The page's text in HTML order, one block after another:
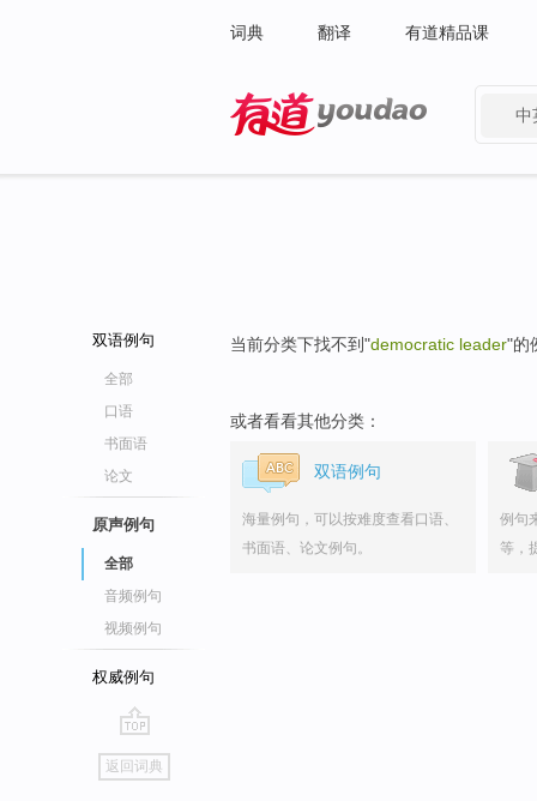
词典 翻译 有道精品课
中
双语例句
全部
口语
书面语
论文
原声例句
全部
音频例句
视频例句
权威例句
go
top
返回词典
当前分类下找不到"democratic leader"的
或者看看其他分类：
双语例句
海量例句，可以按难度查看口语、
书面语、论文例句。
例句
等，